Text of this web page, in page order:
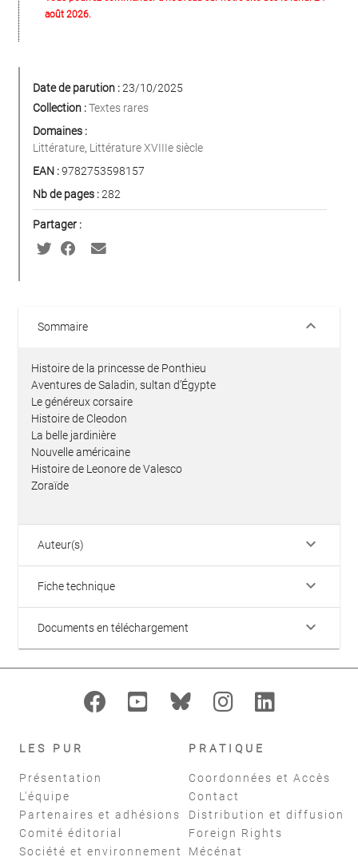
août 2026.
Date de parution :23/10/2025
Collection :Textes rares
Domaines :
Littérature, Littérature XVIIIe siècle
EAN :9782753598157
Nb de pages :282
Partager :
Sommaire keyboard_arrow_down
Histoire de la princesse de Ponthieu
Aventures de Saladin, sultan d’Égypte
Le généreux corsaire
Histoire de Cleodon
La belle jardinière
Nouvelle américaine
Histoire de Leonore de Valesco
Zoraïde
Auteur(s) keyboard_arrow_down
Fiche technique keyboard_arrow_down
Documents en téléchargement keyboard_arrow_down
LES PUR
Présentation
L'équipe
Partenaires et adhésions
Comité éditorial
Société et environnement
PRATIQUE
Coordonnées et Accès
Contact
Distribution et diffusion
Foreign Rights
Mécénat